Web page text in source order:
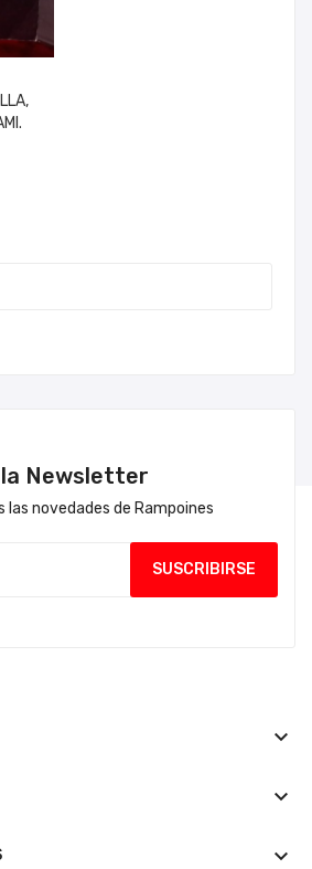
Newsletter
las novedades de Rampoines
keyboard_arrow_down
keyboard_arrow_down
keyboard_arrow_down